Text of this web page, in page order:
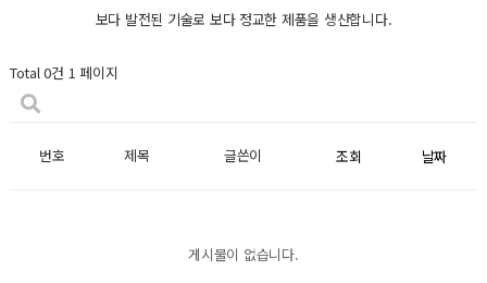
보다 발전된 기술로 보다 정교한 제품을 생산합니다.
Total 0건 1 페이지
번호 제목 글쓴이 조회 날짜
게시물이 없습니다.